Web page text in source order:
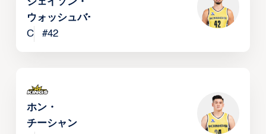
ウォッシュバーン
C
#42
ホン・
チーシャン